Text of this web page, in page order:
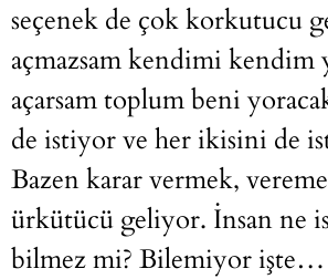
seçenek de çok korkutucu
açmazsam kendimi kendim
açarsam toplum beni
de istiyor ve her ikisini de
Bazen karar vermek,
ürkütücü geliyor. İnsan ne
bilmez mi? Bilemiyor işte…